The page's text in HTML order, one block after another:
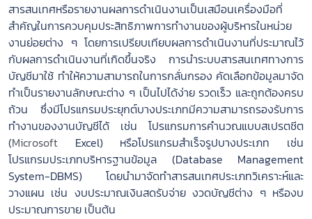
สารสนเทศหรือรายงานผลการดำเนินงานเป็นเสมือนเครื่องมือที่
สำคัญในการควบคุมประสิทธิภาพการทำงานของผู้บริหารในหน่วย
งานย่อยต่าง ๆ โดยการเปรียบเทียบผลการดำเนินงานที่ประมาณไว้
กับผลการดำเนินงานที่เกิดขึ้นจริง การนำระบบสารสนเทศทางการ
บัญชีมาใช้ ทำให้ความสามารถในการกลั่นกรอง คัดเลือกข้อมูลมาจัด
ทำเป็นรายงานลักษณะต่าง ๆ เป็นไปได้ง่าย รวดเร็ว และถูกต้องครบ
ถ้วน ซึ่งมีโปรแกรมประยุกต์บางประเภทมีความสามารถรองรับการ
ทำงานของงานบัญชีได้ เช่น โปรแกรมการคำนวณแบบสเปรตชีต
(Microsoft Excel) หรือโปรแกรมสำเร็จรูปบางประเภท เช่น
โปรแกรมประเภทบริหารฐานข้อมูล (Database Management
System-DBMS) โดยนำมาจัดทำสารสนเทศประเภทวิเคราะห์และ
วางแผน เช่น งบประมาณเงินสดรับจ่าย งวดบัญชีต่าง ๆ หรืองบ
ประมาณการขาย เป็นต้น